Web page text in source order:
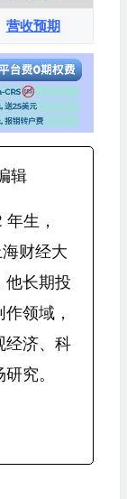
营收预期
辑
生，
财经大
他长期投
领域，
经济、科
究。